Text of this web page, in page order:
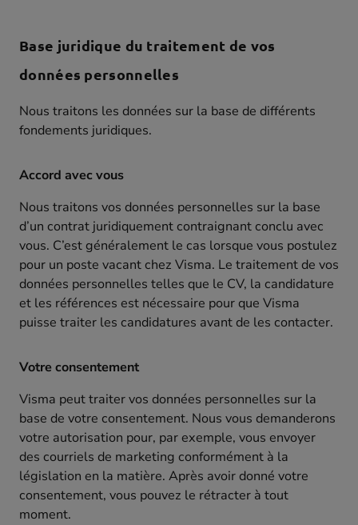
Base juridique du traitement de vos
données personnelles
Nous traitons les données sur la base de différents
fondements juridiques.
Accord avec vous
Nous traitons vos données personnelles sur la base
d’un contrat juridiquement contraignant conclu avec
vous. C’est généralement le cas lorsque vous postulez
pour un poste vacant chez Visma. Le traitement de vos
données personnelles telles que le CV, la candidature
et les références est nécessaire pour que Visma
puisse traiter les candidatures avant de les contacter.
Votre consentement
Visma peut traiter vos données personnelles sur la
base de votre consentement. Nous vous demanderons
votre autorisation pour, par exemple, vous envoyer
des courriels de marketing conformément à la
législation en la matière. Après avoir donné votre
consentement, vous pouvez le rétracter à tout
moment.